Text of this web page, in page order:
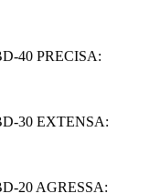
40 PRECISA:
30 EXTENSA:
20 AGRESSA: